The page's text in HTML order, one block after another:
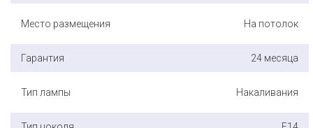
Место размещения На потолок
Гарантия 24 месяца
Тип лампы Накаливания